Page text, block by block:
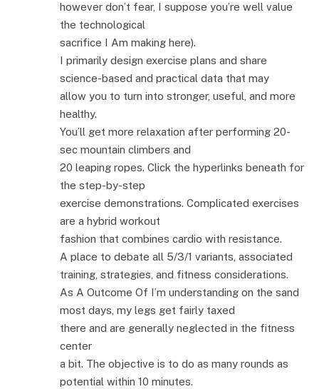
however don’t fear, I suppose you’re well value
the technological
sacrifice I Am making here).
I primarily design exercise plans and share
science-based and practical data that may
allow you to turn into stronger, useful, and more
healthy.
You’ll get more relaxation after performing 20-
sec mountain climbers and
20 leaping ropes. Click the hyperlinks beneath for
the step-by-step
exercise demonstrations. Complicated exercises
are a hybrid workout
fashion that combines cardio with resistance.
A place to debate all 5/3/1 variants, associated
training, strategies, and fitness considerations.
As A Outcome Of I’m understanding on the sand
most days, my legs get fairly taxed
there and are generally neglected in the fitness
center
a bit. The objective is to do as many rounds as
potential within 10 minutes.